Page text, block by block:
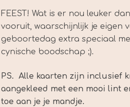
FEEST! Wat is er nou leuker
vooruit, waarschijnlijk je eigen
geboortedag extra speciaal
cynische boodschap ;).
PS. Alle kaarten zijn inclusief
aangekleed met een mooi lint
toe aan je je mandje.